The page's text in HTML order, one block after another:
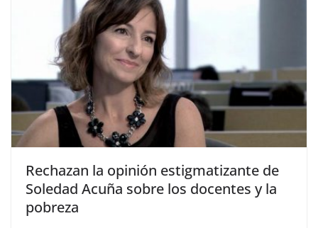
Rechazan la opinión estigmatizante de
Soledad Acuña sobre los docentes y la
pobreza